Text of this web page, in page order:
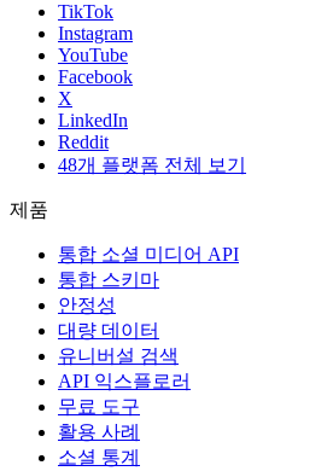
TikTok
Instagram
YouTube
Facebook
X
LinkedIn
Reddit
48개 플랫폼 전체 보기
제품
통합 소셜 미디어 API
통합 스키마
안정성
대량 데이터
유니버설 검색
API 익스플로러
무료 도구
활용 사례
소셜 통계